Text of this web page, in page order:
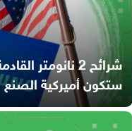
شرائح 2 نانومتر
ستكون أميركية الصنع